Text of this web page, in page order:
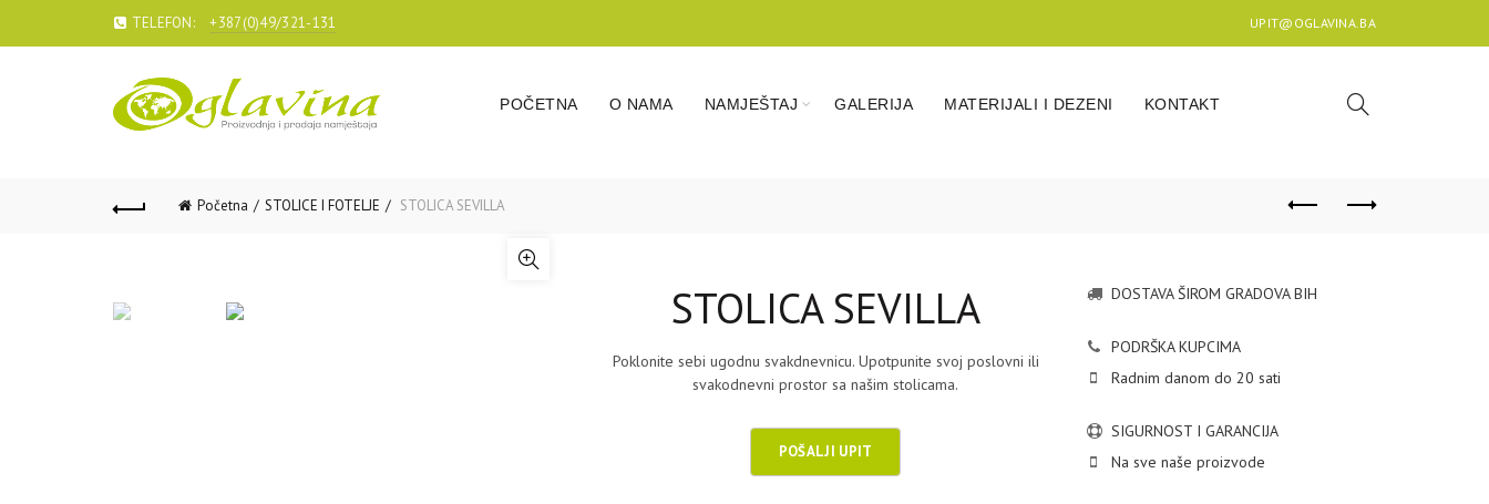
TELEFON: +387(0)49/321-131 UPIT@OGLAVINA.BA
POČETNA O NAMA NAMJEŠTAJ GALERIJA MATERIJALI I DEZENI KONTAKT
Početna STOLICE I FOTELJE STOLICA SEVILLA
STOLICA SEVILLA
Poklonite sebi ugodnu svakdnevnicu. Upotpunite svoj poslovni ili
svakodnevni prostor sa našim stolicama.
DOSTAVA ŠIROM GRADOVA BIH
PODRŠKA KUPCIMA
Radnim danom do 20 sati
SIGURNOST I GARANCIJA
Na sve naše proizvode